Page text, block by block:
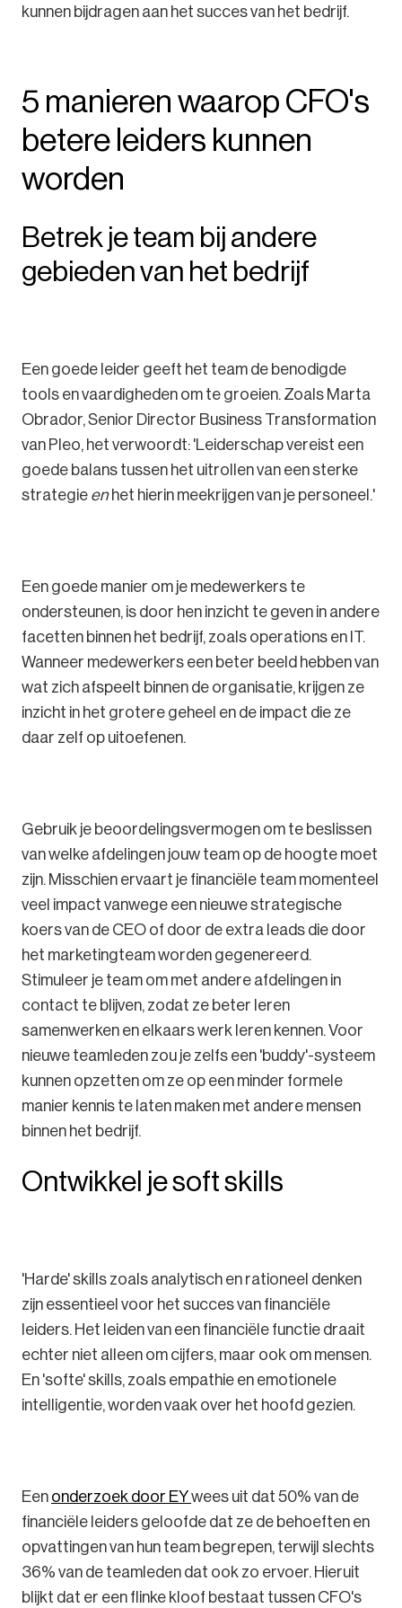
kunnen bijdragen aan het succes van het bedrijf.
5 manieren waarop CFO's
betere leiders kunnen
worden
Betrek je team bij andere
gebieden van het bedrijf
Een goede leider geeft het team de benodigde
tools en vaardigheden om te groeien. Zoals Marta
Obrador, Senior Director Business Transformation
van Pleo, het verwoordt: 'Leiderschap vereist een
goede balans tussen het uitrollen van een sterke
strategie en het hierin meekrijgen van je personeel.'
Een goede manier om je medewerkers te
ondersteunen, is door hen inzicht te geven in andere
facetten binnen het bedrijf, zoals operations en IT.
Wanneer medewerkers een beter beeld hebben van
wat zich afspeelt binnen de organisatie, krijgen ze
inzicht in het grotere geheel en de impact die ze
daar zelf op uitoefenen.
Gebruik je beoordelingsvermogen om te beslissen
van welke afdelingen jouw team op de hoogte moet
zijn. Misschien ervaart je financiële team momenteel
veel impact vanwege een nieuwe strategische
koers van de CEO of door de extra leads die door
het marketingteam worden gegenereerd.
Stimuleer je team om met andere afdelingen in
contact te blijven, zodat ze beter leren
samenwerken en elkaars werk leren kennen. Voor
nieuwe teamleden zou je zelfs een 'buddy'-systeem
kunnen opzetten om ze op een minder formele
manier kennis te laten maken met andere mensen
binnen het bedrijf.
Ontwikkel je soft skills
'Harde' skills zoals analytisch en rationeel denken
zijn essentieel voor het succes van financiële
leiders. Het leiden van een financiële functie draait
echter niet alleen om cijfers, maar ook om mensen.
En 'softe' skills, zoals empathie en emotionele
intelligentie, worden vaak over het hoofd gezien.
Een onderzoek door EYwees uit dat 50% van de
financiële leiders geloofde dat ze de behoeften en
opvattingen van hun team begrepen, terwijl slechts
36% van de teamleden dat ook zo ervoer. Hieruit
blijkt dat er een flinke kloof bestaat tussen CFO's